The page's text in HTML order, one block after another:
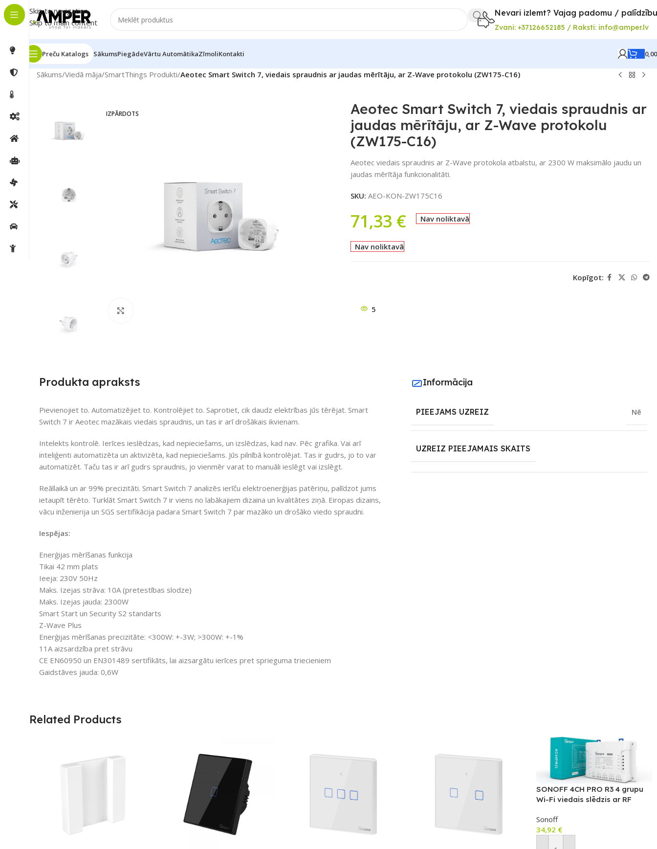
Skip to navigation
Skip to main content
Nevari izlemt? Vajag padomu /
Zvani: +37126652185 / Raksti: info@amper.lv
Preču Katalogs SākumsPiegādeVārtu AutomātikaZīmoliKontakti
Sākums/Viedā māja/SmartThings Produkti/Aeotec Smart Switch 7, viedais spraudnis ar jaudas mērītāju, ar Z-Wave protokolu (ZW175-C16)
IZPĀRDOTS
Aeotec Smart Switch 7, viedais spraudnis ar
jaudas mērītāju, ar Z-Wave protokolu
(ZW175-C16)
Aeotec viedais spraudnis ar Z-Wave protokola atbalstu, ar 2300 W maksimālo jaudu un
jaudas mērītāja funkcionalitāti.
SKU: AEO-KON-ZW175C16
71,33 € Nav noliktavā
Nav noliktavā
Kopīgot:
5
Produkta apraksts
Pievienojiet to. Automatizējiet to. Kontrolējiet to. Saprotiet, cik daudz elektrības jūs tērējat. Smart
Switch 7 ir Aeotec mazākais viedais spraudnis, un tas ir arī drošākais ikvienam.
Intelekts kontrolē. Ierīces ieslēdzas, kad nepieciešams, un izslēdzas, kad nav. Pēc grafika. Vai arī
inteliģenti automatizēta un aktivizēta, kad nepieciešams. Jūs pilnībā kontrolējat. Tas ir gudrs, jo to var
automatizēt. Taču tas ir arī gudrs spraudnis, jo vienmēr varat to manuāli ieslēgt vai izslēgt.
Reāllaikā un ar 99% precizitāti. Smart Switch 7 analizēs ierīču elektroenerģijas patēriņu, palīdzot jums
ietaupīt tērēto. Turklāt Smart Switch 7 ir viens no labākajiem dizaina un kvalitātes ziņā. Eiropas dizains,
vācu inženierija un SGS sertifikācija padara Smart Switch 7 par mazāko un drošāko viedo spraudni.
Iespējas:
Enerģijas mērīšanas funkcija
Tikai 42 mm plats
Ieeja: 230V 50Hz
Maks. Izejas strāva: 10A (pretestības slodze)
Maks. Izejas jauda: 2300W
Smart Start un Security S2 standarts
Z-Wave Plus
Enerģijas mērīšanas precizitāte: <300W: +-3W; >300W: +-1%
11A aizsardzība pret strāvu
CE EN60950 un EN301489 sertifikāts, lai aizsargātu ierīces pret sprieguma triecieniem
Gaidstāves jauda: 0,6W
Informācija
PIEEJAMS UZREIZ Nē
UZREIZ PIEEJAMAIS SKAITS
Related Products
SONOFF 4CH PRO R3 4 grupu
Wi-Fi viedais slēdzis ar RF
Sonoff
34,92 €